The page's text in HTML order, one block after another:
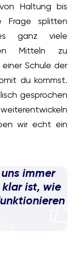
Haltung bis
Frage splitten
ganz viele
Mitteln zu
Schule der
du kommst.
gesprochen
wir echt ein
immer
ist, wie